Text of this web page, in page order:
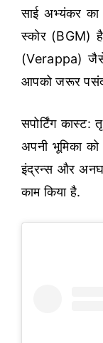
साई अभ्यंकर का
स्कोर (BGM)
(Verappa)
आपको जरूर
सपोर्टिंग
अपनी भूमिका को
इंद्रन्स और
काम किया है.